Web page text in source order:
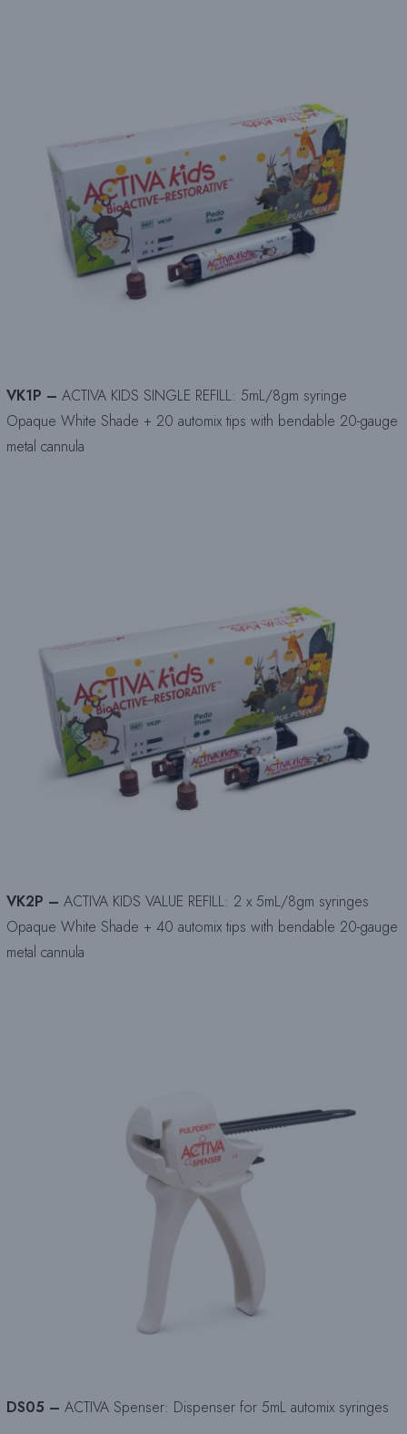
VK1P – ACTIVA KIDS SINGLE REFILL: 5mL/8gm syringe
Opaque White Shade + 20 automix tips with bendable 20-gauge
metal cannula
VK2P – ACTIVA KIDS VALUE REFILL: 2 x 5mL/8gm syringes
Opaque White Shade + 40 automix tips with bendable 20-gauge
metal cannula
DS05 – ACTIVA Spenser: Dispenser for 5mL automix syringes